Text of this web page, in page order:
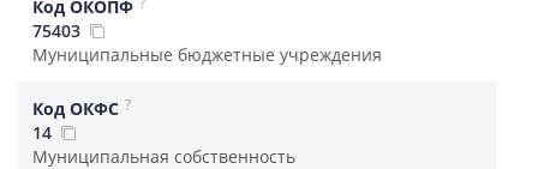
Код ОКОПФ
75403
Муниципальные бюджетные учреждения
Код ОКФС ?
14
Муниципальная собственность